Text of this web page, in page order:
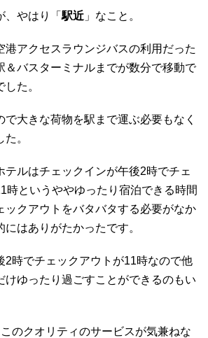
、やはり「駅近 」なこと。
港アクセスラウンジバスの利用だった
＆バスターミナルまでが数分で移動で
た。
大きな荷物を駅まで運ぶ必要もなく
。
テルはチェックインが午後2時でチェ
時というややゆったり宿泊できる時間
ックアウトをバタバタする必要がなか
はありがたかったです。
2時でチェックアウトが11時なので他
けゆったり過ごすことができるのもい
のクオリティのサービスが気兼ねな